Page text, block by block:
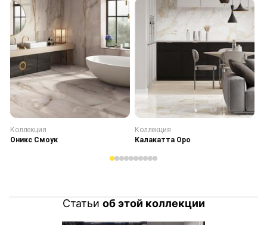
Коллекция
Оникс Смоук
Коллекция
Калакатта Оро
Статьи об этой коллекции